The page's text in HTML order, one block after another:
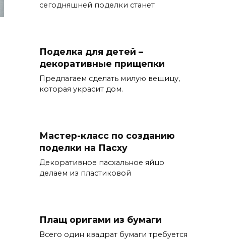
сегодняшней поделки станет
Поделка для детей –
декоративные прищепки
Предлагаем сделать милую вещицу,
которая украсит дом.
Мастер-класс по созданию
поделки на Пасху
Декоративное пасхальное яйцо
делаем из пластиковой
Плащ оригами из бумаги
Всего один квадрат бумаги требуется